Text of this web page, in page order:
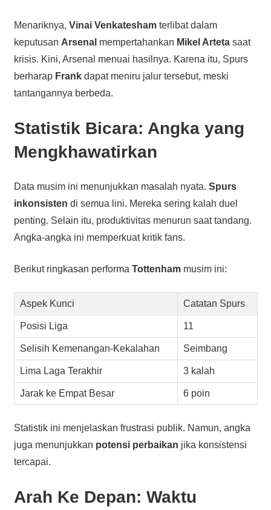
Menariknya, Vinai Venkateshamterlibat dalam
keputusan Arsenal mempertahankan Mikel Artetasaat
krisis. Kini, Arsenal menuai hasilnya. Karena itu, Spurs
berharap Frankdapat meniru jalur tersebut, meski
tantangannya berbeda.
Statistik Bicara: Angka yang
Mengkhawatirkan
Data musim ini menunjukkan masalah nyata. Spurs
inkonsisten di semua lini. Mereka sering kalah duel
penting. Selain itu, produktivitas menurun saat tandang.
Angka-angka ini memperkuat kritik fans.
Berikut ringkasan performa Tottenhammusim ini:
Aspek Kunci Catatan Spurs
Posisi Liga 11
Selisih Kemenangan-Kekalahan Seimbang
Lima Laga Terakhir 3 kalah
Jarak ke Empat Besar 6 poin
Statistik ini menjelaskan frustrasi publik. Namun, angka
juga menunjukkan potensi perbaikan jika konsistensi
tercapai.
Arah Ke Depan: Waktu